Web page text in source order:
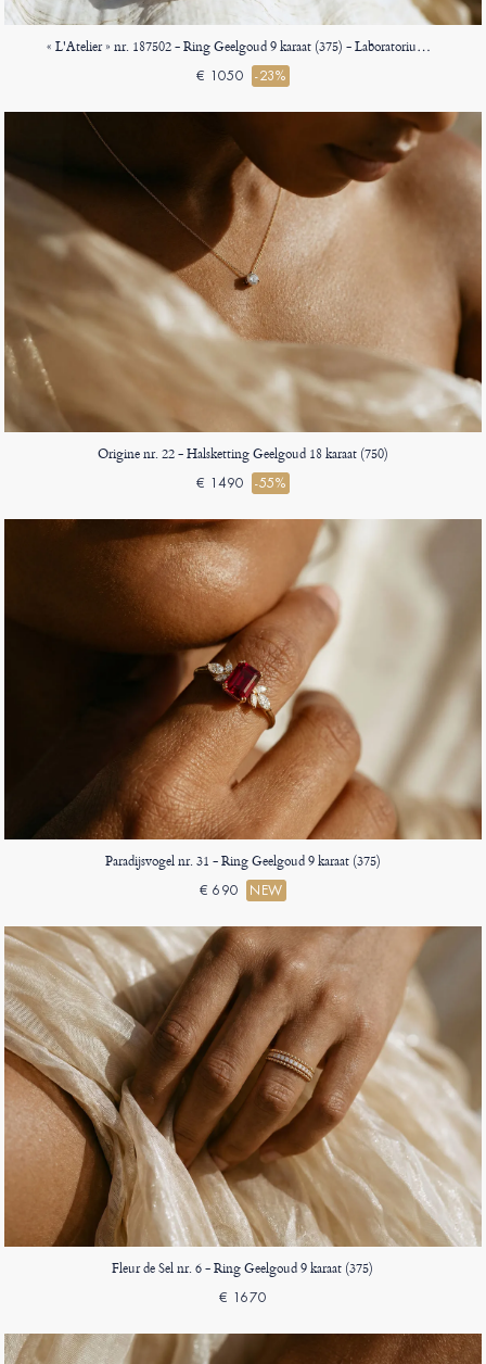
« L'Atelier » nr. 187502 - Ring Geelgoud 9 karaat (375) - Laboratorium diamant Ovaal 1 Karaat
€ 1050 -23%
Origine nr. 22 - Halsketting Geelgoud 18 karaat (750)
€ 1490 -55%
Paradijsvogel nr. 31 - Ring Geelgoud 9 karaat (375)
€ 690 NEW
Fleur de Sel nr. 6 - Ring Geelgoud 9 karaat (375)
€ 1670